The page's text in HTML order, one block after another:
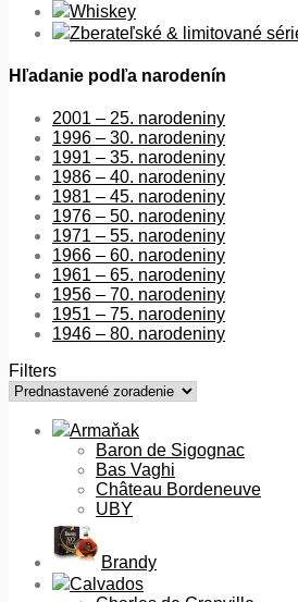
Whiskey
Zberateľské & limitované
Hľadanie podľa narodenín
2001 – 25. narodeniny
1996 – 30. narodeniny
1991 – 35. narodeniny
1986 – 40. narodeniny
1981 – 45. narodeniny
1976 – 50. narodeniny
1971 – 55. narodeniny
1966 – 60. narodeniny
1961 – 65. narodeniny
1956 – 70. narodeniny
1951 – 75. narodeniny
1946 – 80. narodeniny
Filters
Armaňak
Baron de Sigognac
Bas Vaghi
Château Bordeneuve
UBY
Brandy
Calvados